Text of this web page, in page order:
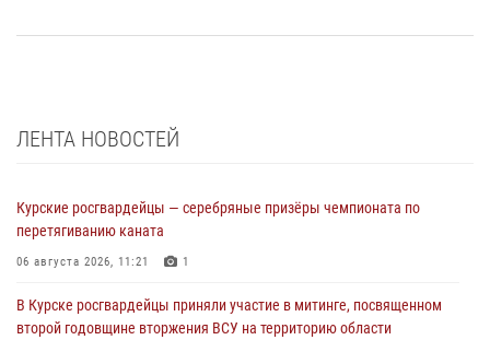
ЛЕНТА НОВОСТЕЙ
Курские росгвардейцы — серебряные призёры чемпионата по
перетягиванию каната
06 августа 2026, 11:21 1
В Курске росгвардейцы приняли участие в митинге, посвященном
второй годовщине вторжения ВСУ на территорию области